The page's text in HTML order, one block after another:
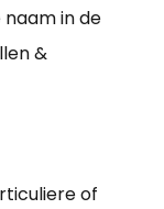
in de
&
of